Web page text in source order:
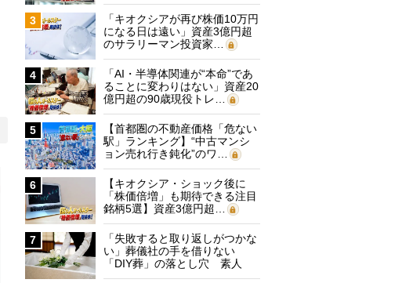
3
「キオクシアが再び株価10万円
になる日は遠い」資産3億円超
のサラリーマン投資家…
4
「AI・半導体関連が“本命”であ
ることに変わりはない」資産20
億円超の90歳現役トレ…
5
【首都圏の不動産価格「危ない
駅」ランキング】“中古マンシ
ョン売れ行き鈍化”のワ…
6
【キオクシア・ショック後に
「株価倍増」も期待できる注目
銘柄5選】資産3億円超…
7
「失敗すると取り返しがつかな
い」葬儀社の手を借りない
「DIY葬」の落とし穴 素人
に…